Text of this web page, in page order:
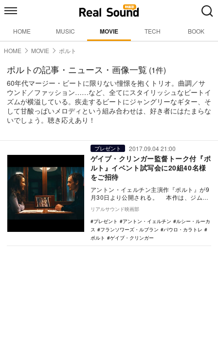
HOME MUSIC MOVIE TECH BOOK
HOME MOVIE ポルト
ポルトの記事・ニュース・画像一覧 (1件)
60年代マージー・ビートに限りない憧憬を抱くトリオ。曲調／サ
ウンド／ファッション……など、全てにスタイリッシュなビートイ
ズムが横溢している。疾走するビートにジャングリーなギター、そ
して甘酸っぱいメロディという組み合わせは、好き者にはたまらな
いでしょう。聴き応えあり！
プレゼント 2017.09.04 21:00
ゲイブ・クリンガー監督トーク付『ポ
ルト』イベント試写会に20組40名様
をご招待
アントン・イェルチン主演作『ポルト』が9
月30日より公開される。 本作は、ジム・
ジャームッシュ製作総指揮の元、昨年27歳
で急…
リアルサウンド映画部
プレゼント
アントン・イェルチン
ルシー・ルーカ
ス
フランソワーズ・ルブラン
パウロ・カラトレ
ポルト
ゲイブ・クリンガー